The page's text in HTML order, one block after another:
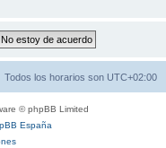
Todos los horarios son UTC+02:00
© phpBB Limited
España